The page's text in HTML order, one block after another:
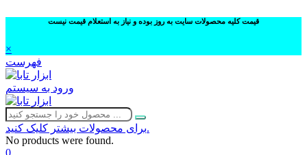
قیمت کلیه محصولات سایت به روز بوده و نیاز به استعلام قیمت نیست
×
فهرست
ورود به سیستم
برای محصولات بیشتر کلیک کنید.
No products were found.
0